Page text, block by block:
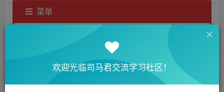
菜单
抱歉，只有登录用户才能访问此主题。
欢迎光临司马君交流学习社区！